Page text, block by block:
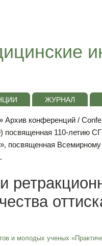
ЖУРНАЛ
Архив конференций /
посвященная 110-летию
посвященная
и молодых ученых